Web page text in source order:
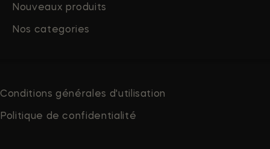
Nouveaux produits
Nos categories
Conditions générales d'utilisation
Politique de confidentialité